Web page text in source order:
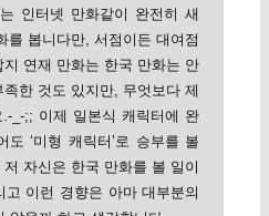
인터넷 만화같이 완전히 새
를 봅니다만, 서점이든 대여점
연재 만화는 한국 만화는 안
한 것도 있지만, 무엇보다 제
_-;; 이제 일본식 캐릭터에 완
‘미형 캐릭터’로 승부를 볼
자신은 한국 만화를 볼 일이
이런 경향은 아마 대부분의